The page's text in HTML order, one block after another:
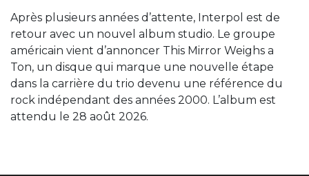
Après plusieurs années d’attente, Interpol est de
retour avec un nouvel album studio. Le groupe
américain vient d’annoncer This Mirror Weighs a
Ton, un disque qui marque une nouvelle étape
dans la carrière du trio devenu une référence du
rock indépendant des années 2000. L’album est
attendu le 28 août 2026.